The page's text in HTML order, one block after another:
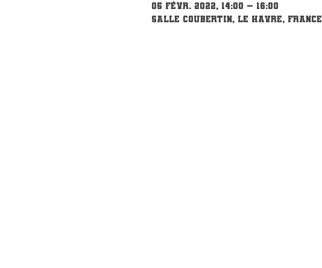
05 févr. 2022, 14:00 – 16:00
Salle Coubertin, Le Havre, France